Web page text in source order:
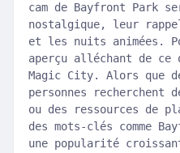
cam de Bayfront Park
nostalgique, leur
et les nuits animées.
aperçu alléchant de
Magic City. Alors que
personnes recherchent
ou des ressources de
des mots-clés comme
une popularité